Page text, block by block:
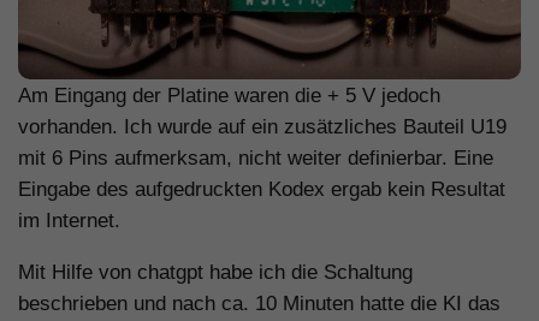
Am Eingang der Platine waren die + 5 V jedoch
vorhanden. Ich wurde auf ein zusätzliches Bauteil U19
mit 6 Pins aufmerksam, nicht weiter definierbar. Eine
Eingabe des aufgedruckten Kodex ergab kein Resultat
im Internet.
Mit Hilfe von chatgpt habe ich die Schaltung
beschrieben und nach ca. 10 Minuten hatte die KI das